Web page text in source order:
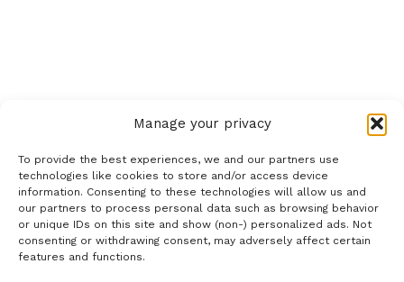
Manage your privacy
To provide the best experiences, we and our partners use
technologies like cookies to store and/or access device
information. Consenting to these technologies will allow us and
our partners to process personal data such as browsing behavior
or unique IDs on this site and show (non-) personalized ads. Not
consenting or withdrawing consent, may adversely affect certain
features and functions.